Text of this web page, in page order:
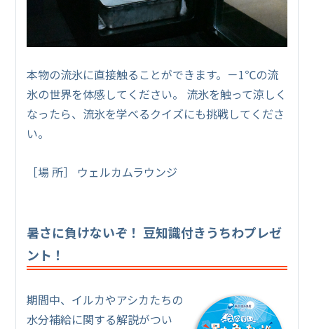
本物の流氷に直接触ることができます。－1℃の流
氷の世界を体感してください。 流氷を触って涼しく
なったら、流氷を学べるクイズにも挑戦してくださ
い。
［場 所］ ウェルカムラウンジ
暑さに負けないぞ！ 豆知識付きうちわプレゼ
ント！
期間中、イルカやアシカたちの
水分補給に関する解説がつい